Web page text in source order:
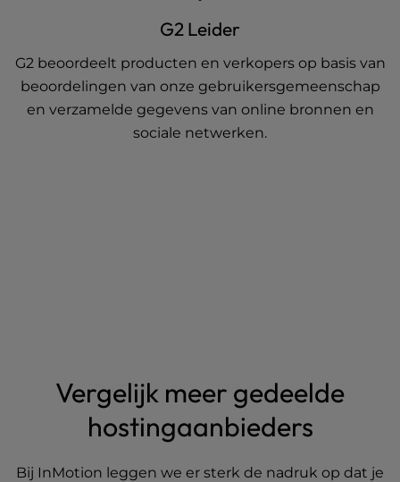
G2 Leider
G2 beoordeelt producten en verkopers op basis van
beoordelingen van onze gebruikersgemeenschap
en verzamelde gegevens van online bronnen en
sociale netwerken.
Vergelijk meer gedeelde
hostingaanbieders
Bij InMotion leggen we er sterk de nadruk op dat je